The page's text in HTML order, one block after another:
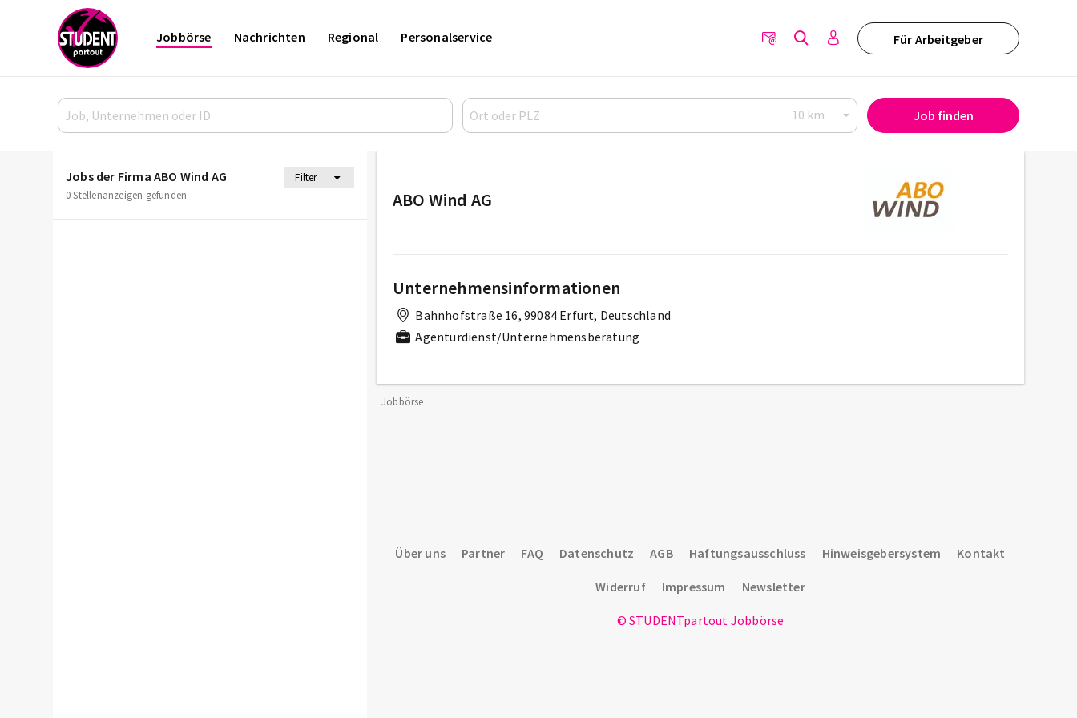
Für Arbeitgeber
Jobbörse Nachrichten Regional Personalservice
Job finden
Jobs der Firma ABO Wind AG
Filter
0 Stellenanzeigen gefunden
ABO Wind AG
Unternehmensinformationen
Bahnhofstraße 16, 99084 Erfurt, Deutschland
Agenturdienst/Unternehmensberatung
Jobbörse
Über uns Partner FAQ Datenschutz AGB Haftungsausschluss Hinweisgebersystem Kontakt
Widerruf Impressum Newsletter
© STUDENTpartout Jobbörse